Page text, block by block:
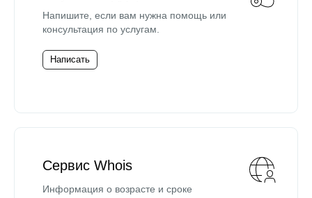
Напишите, если вам нужна помощь или
консультация по услугам.
Написать
Сервис Whois
Информация о возрасте и сроке